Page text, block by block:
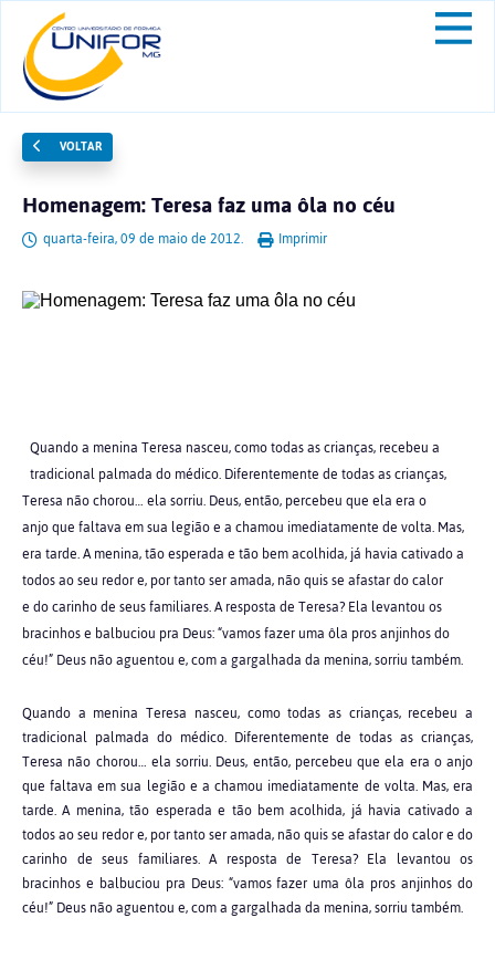
VOLTAR
Homenagem: Teresa faz uma ôla no céu
quarta-feira, 09 de maio de 2012. Imprimir
Quando a menina Teresa nasceu, como todas as crianças, recebeu a
tradicional palmada do médico. Diferentemente de todas as crianças,
Teresa não chorou… ela sorriu. Deus, então, percebeu que ela era o
anjo que faltava em sua legião e a chamou imediatamente de volta. Mas,
era tarde. A menina, tão esperada e tão bem acolhida, já havia cativado a
todos ao seu redor e, por tanto ser amada, não quis se afastar do calor
e do carinho de seus familiares. A resposta de Teresa? Ela levantou os
bracinhos e balbuciou pra Deus: “vamos fazer uma ôla pros anjinhos do
céu!” Deus não aguentou e, com a gargalhada da menina, sorriu também.
Quando a menina Teresa nasceu, como todas as crianças, recebeu a
tradicional palmada do médico. Diferentemente de todas as crianças,
Teresa não chorou… ela sorriu. Deus, então, percebeu que ela era o anjo
que faltava em sua legião e a chamou imediatamente de volta. Mas, era
tarde. A menina, tão esperada e tão bem acolhida, já havia cativado a
todos ao seu redor e, por tanto ser amada, não quis se afastar do calor e do
carinho de seus familiares. A resposta de Teresa? Ela levantou os
bracinhos e balbuciou pra Deus: “vamos fazer uma ôla pros anjinhos do
céu!” Deus não aguentou e, com a gargalhada da menina, sorriu também.